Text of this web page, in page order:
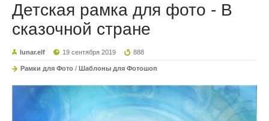
Детская рамка для фото - В
сказочной стране
lunar.elf 19 сентября 2019 888
Рамки для Фото / Шаблоны для Фотошоп